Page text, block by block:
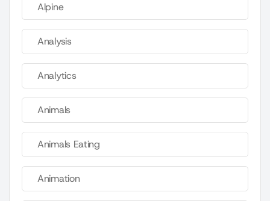
Alpine
Analysis
Analytics
Animals
Animals Eating
Animation